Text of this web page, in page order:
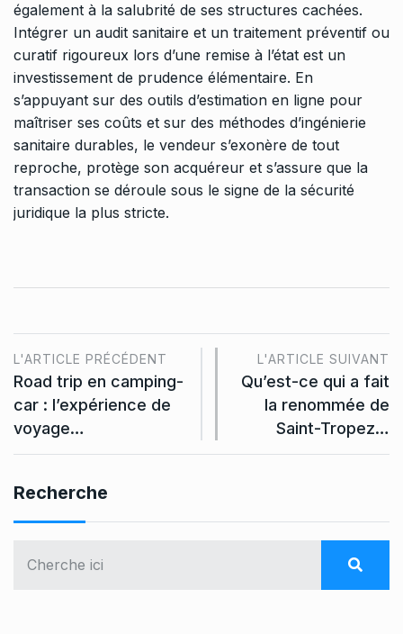
également à la salubrité de ses structures cachées.
Intégrer un audit sanitaire et un traitement préventif ou
curatif rigoureux lors d’une remise à l’état est un
investissement de prudence élémentaire. En
s’appuyant sur des outils d’estimation en ligne pour
maîtriser ses coûts et sur des méthodes d’ingénierie
sanitaire durables, le vendeur s’exonère de tout
reproche, protège son acquéreur et s’assure que la
transaction se déroule sous le signe de la sécurité
juridique la plus stricte.
L'ARTICLE PRÉCÉDENT
Road trip en camping-
car : l’expérience de
voyage…
L'ARTICLE SUIVANT
Qu’est-ce qui a fait
la renommée de
Saint-Tropez…
Recherche